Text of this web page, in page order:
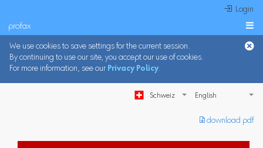
 Login
profax 
We use cookies to save settings for the current session.
By continuing to use our site, you accept our use of cookies.
For more information, see our Privacy Policy.
Schweiz
︎ download pdf